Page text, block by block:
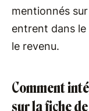
mentionnés sur
entrent dans le
le revenu.
Comment
sur la fiche